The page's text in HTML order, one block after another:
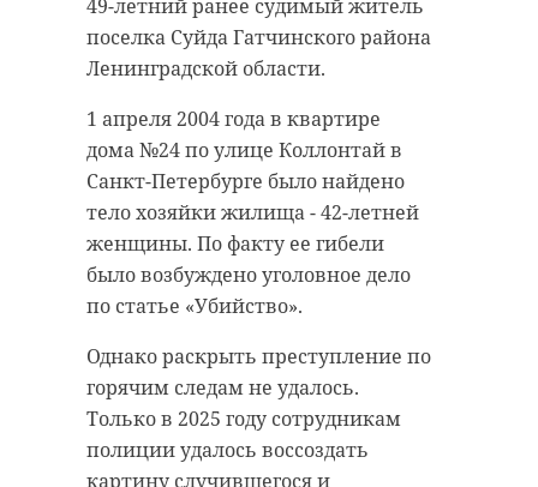
49-летний ранее судимый житель
поселка Суйда Гатчинского района
Ленинградской области.
1 апреля 2004 года в квартире
дома №24 по улице Коллонтай в
Санкт-Петербурге было найдено
тело хозяйки жилища - 42-летней
женщины. По факту ее гибели
было возбуждено уголовное дело
по статье «Убийство».
Однако раскрыть преступление по
горячим следам не удалось.
Только в 2025 году сотрудникам
полиции удалось воссоздать
картину случившегося и